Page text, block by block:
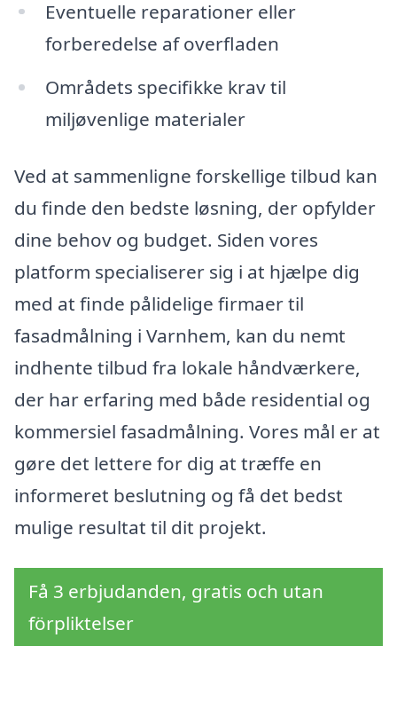
Eventuelle reparationer eller
forberedelse af overfladen
Områdets specifikke krav til
miljøvenlige materialer
Ved at sammenligne forskellige tilbud kan
du finde den bedste løsning, der opfylder
dine behov og budget. Siden vores
platform specialiserer sig i at hjælpe dig
med at finde pålidelige firmaer til
fasadmålning i Varnhem, kan du nemt
indhente tilbud fra lokale håndværkere,
der har erfaring med både residential og
kommersiel fasadmålning. Vores mål er at
gøre det lettere for dig at træffe en
informeret beslutning og få det bedst
mulige resultat til dit projekt.
Få 3 erbjudanden, gratis och utan
förpliktelser